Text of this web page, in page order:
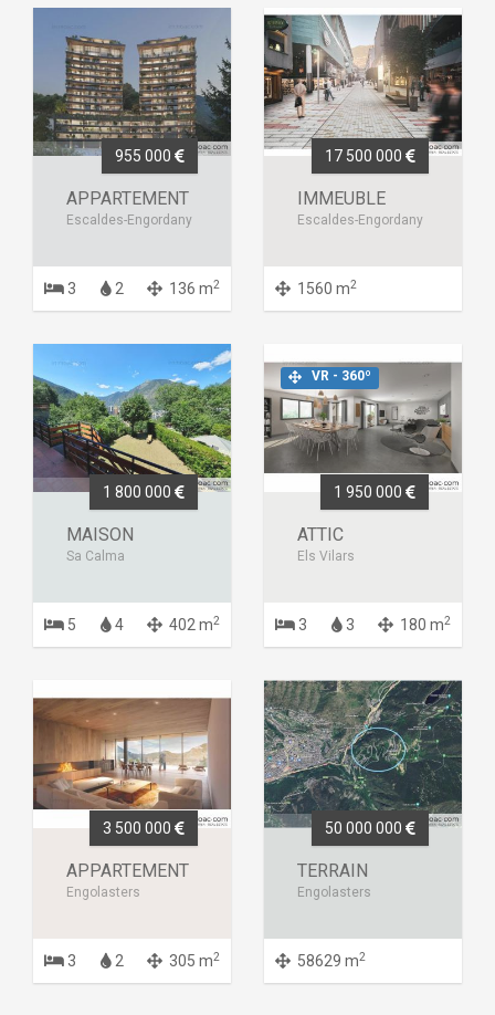
955 000
APPARTEMENT
Escaldes-Engordany
3 2 136 m2
17 500 000
IMMEUBLE
Escaldes-Engordany
1560 m2
1 800 000
MAISON
Sa Calma
5 4 402 m2
VR - 360º
1 950 000
ATTIC
Els Vilars
3 3 180 m2
3 500 000
APPARTEMENT
Engolasters
3 2 305 m2
50 000 000
TERRAIN
Engolasters
58629 m2